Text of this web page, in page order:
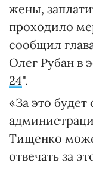
жены,
проходило
сообщил
Олег Рубан в
24".
«За это будет
Тищенко
отвечать за